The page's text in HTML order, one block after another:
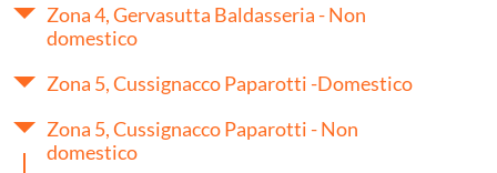
Zona 4, Gervasutta Baldasseria - Non
domestico
Zona 5, Cussignacco Paparotti -Domestico
Zona 5, Cussignacco Paparotti - Non
domestico